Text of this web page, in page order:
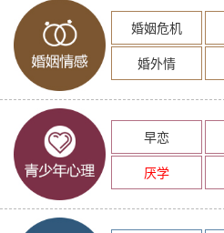
婚姻危机
婚外情
早恋
厌学